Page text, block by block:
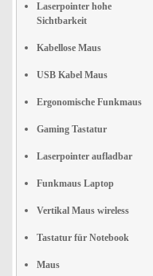
Laserpointer hohe
Sichtbarkeit
Kabellose Maus
USB Kabel Maus
Ergonomische Funkmaus
Gaming Tastatur
Laserpointer aufladbar
Funkmaus Laptop
Vertikal Maus wireless
Tastatur für Notebook
Maus